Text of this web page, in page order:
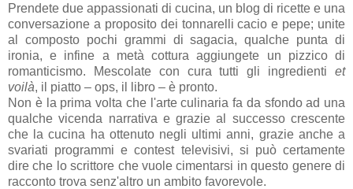
Prendete due appassionati di cucina, un blog di ricette e una
conversazione a proposito dei tonnarelli cacio e pepe; unite
al composto pochi grammi di sagacia, qualche punta di
ironia, e infine a metà cottura aggiungete un pizzico di
romanticismo. Mescolate con cura tutti gli ingredienti et
voilà, il piatto – ops, il libro – è pronto.
Non è la prima volta che l'arte culinaria fa da sfondo ad una
qualche vicenda narrativa e grazie al successo crescente
che la cucina ha ottenuto negli ultimi anni, grazie anche a
svariati programmi e contest televisivi, si può certamente
dire che lo scrittore che vuole cimentarsi in questo genere di
racconto trova senz'altro un ambito favorevole.